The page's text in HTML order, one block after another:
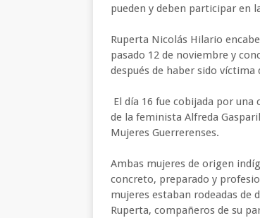
pueden y deben participar en
Ruperta Nicolás Hilario
pasado 12 de noviembre y
después de haber sido víctima
El día 16 fue cobijada por
de la feminista Alfreda
Mujeres Guerrerenses.
Ambas mujeres de origen
concreto, preparado y
mujeres estaban rodeadas de
Ruperta, compañeros de su